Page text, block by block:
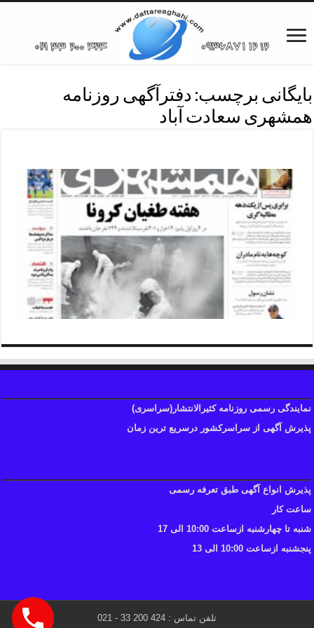
بایگانی برچسب: دفترآگهی روزنامه
همشهری سعادت آباد
نمایندگی رسمی روزنامه کثیرالانتشار(سراسری)
پذیرش آگهی از سراسرکشور درسریع ترین زمان
پذیرش انواع آگهی طبق تعرفه رسمی
ساعت کار
شنبه تا چهارشنبه ازساعت 10:00 الی 17
پنجشنبه ازساعت 10:00 الی 13
تلفن تماس : 424 200 33 - 021